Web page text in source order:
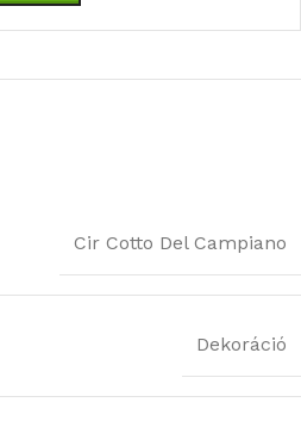
Cir Cotto Del Campiano
Dekoráció